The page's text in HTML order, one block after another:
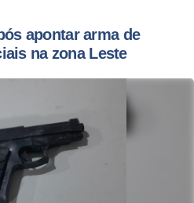
apontar arma de
na zona Leste